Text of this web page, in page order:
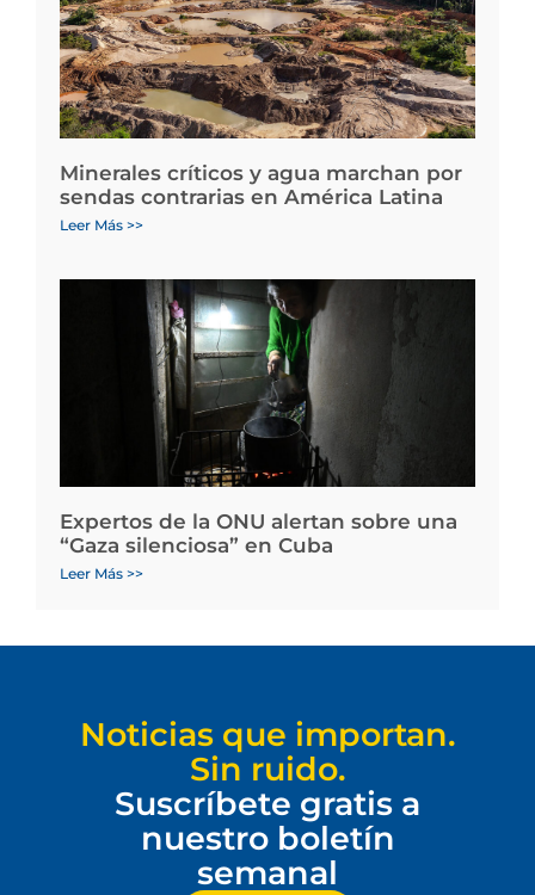
Minerales críticos y agua marchan por
sendas contrarias en América Latina
Leer Más >>
Expertos de la ONU alertan sobre una
“Gaza silenciosa” en Cuba
Leer Más >>
Noticias que importan.
Sin ruido.
Suscríbete gratis a
nuestro boletín
semanal